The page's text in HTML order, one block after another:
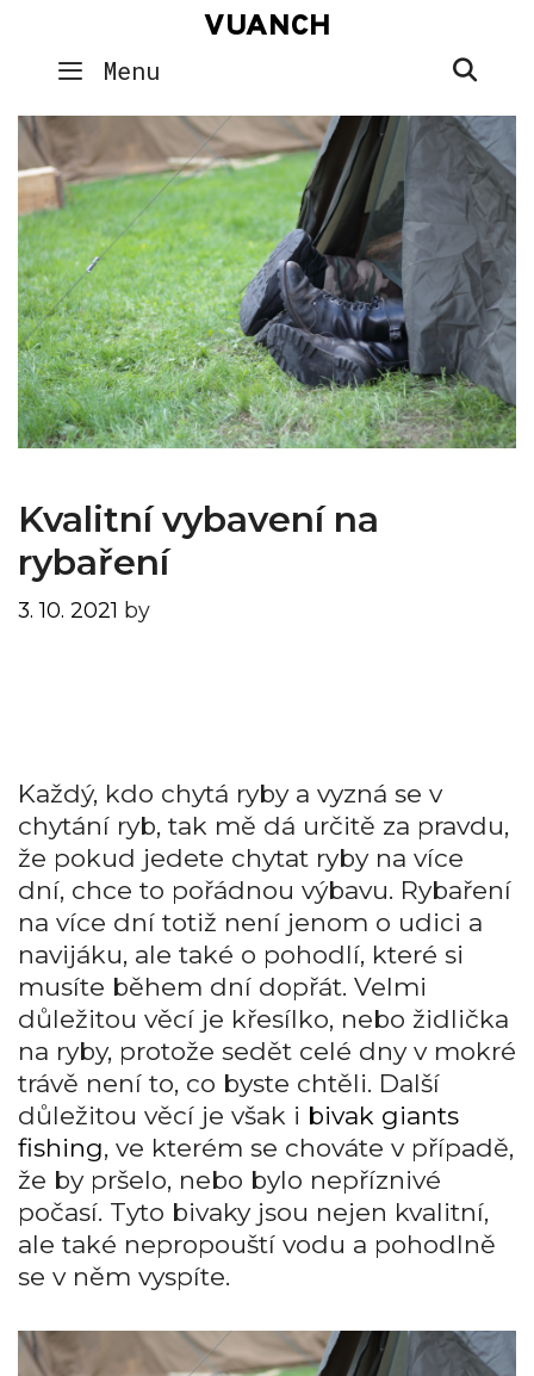
content
VUANCH
Menu
Kvalitní vybavení na
rybaření
3. 10. 2021 by
Každý, kdo chytá ryby a vyzná se v
chytání ryb, tak mě dá určitě za pravdu,
že pokud jedete chytat ryby na více
dní, chce to pořádnou výbavu. Rybaření
na více dní totiž není jenom o udici a
navijáku, ale také o pohodlí, které si
musíte během dní dopřát. Velmi
důležitou věcí je křesílko, nebo židlička
na ryby, protože sedět celé dny v mokré
trávě není to, co byste chtěli. Další
důležitou věcí je však i bivak giants
fishing, ve kterém se chováte v případě,
že by pršelo, nebo bylo nepříznivé
počasí. Tyto bivaky jsou nejen kvalitní,
ale také nepropouští vodu a pohodlně
se v něm vyspíte.